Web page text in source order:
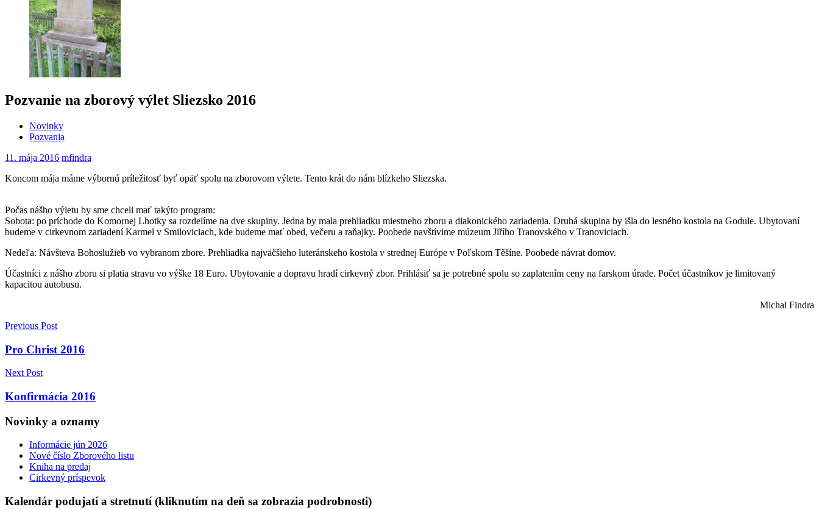
Pozvanie na zborový výlet Sliezsko 2016
Novinky
Pozvania
11. mája 2016 mfindra
Koncom mája máme výbornú príležitosť byť opäť spolu na zborovom výlete. Tento krát do nám blízkeho Sliezska.
Počas nášho výletu by sme chceli mať takýto program:
Sobota: po príchode do Komornej Lhotky sa rozdelíme na dve skupiny. Jedna by mala prehliadku miestneho zboru a diakonického zariadenia. Druhá skupina by išla do lesného kostola na Godule. Ubytovaní
budeme v cirkevnom zariadení Karmel v Smiloviciach, kde budeme mať obed, večeru a raňajky. Poobede navštívime múzeum Jiřího Tranovského v Tranoviciach.
Nedeľa: Návšteva Bohoslužieb vo vybranom zbore. Prehliadka najväčšieho luteránskeho kostola v strednej Európe v Poľskom Těšíne. Poobede návrat domov.
Účastníci z nášho zboru si platia stravu vo výške 18 Euro. Ubytovanie a dopravu hradí cirkevný zbor. Prihlásiť sa je potrebné spolu so zaplatením ceny na farskom úrade. Počet účastníkov je limitovaný
kapacitou autobusu.
Michal Findra
Navigácia
v
Previous Post
Pro Christ 2016
Next Post
Konfirmácia 2016
Novinky a oznamy
Informácie jún 2026
Nové číslo Zborového listu
Kniha na predaj
Cirkevný príspevok
Kalendár podujatí a stretnutí (kliknutím na deň sa zobrazia podrobnosti)